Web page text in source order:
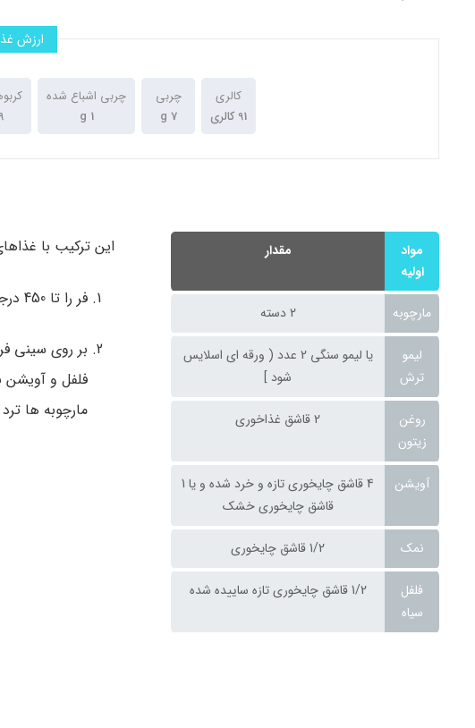
ارزش
کالری
91 کالری
چربی
7 g
چربی اشباع شده
1 g
g
مواد
اولیه
مقدار
مارچوبه 2 دسته
لیمو
ترش
یا لیمو سنگی 2 عدد ( ورقه ای اسلایس
شود ]
روغن
زیتون
2 قاشق غذاخوری
آویشن
4 قاشق چایخوری تازه و خرد شده و یا 1
قاشق چایخوری خشک
نمک 1/2 قاشق چایخوری
فلفل
سیاه
1/2 قاشق چایخوری تازه ساییده شده
این ترکیب با
فر را تا 450 درجه فارنهایت گرم کنید.
بر روی سینی
فلفل و آویشن
مارچوبه ها ترد شود حدود 13